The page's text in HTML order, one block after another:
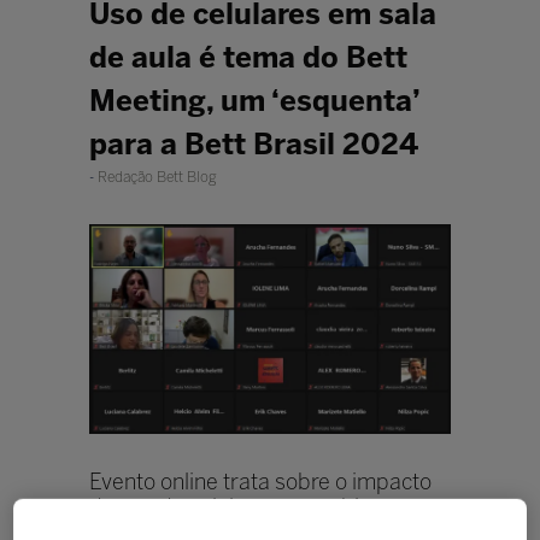
Uso de celulares em sala
de aula é tema do Bett
Meeting, um ‘esquenta’
para a Bett Brasil 2024
Redação Bett Blog
Evento online trata sobre o impacto
do uso de celulares no ambiente